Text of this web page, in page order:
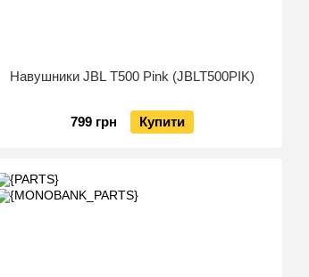
Навушники JBL T500 Pink (JBLT500PIK)
799 грн Купити